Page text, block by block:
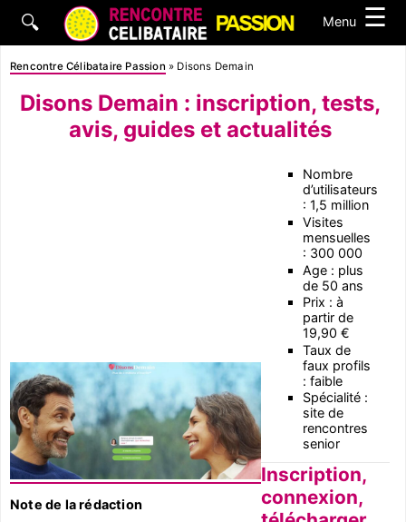
🔍 Menu ☰
Rencontre Célibataire Passion » Disons Demain
Disons Demain : inscription, tests,
avis, guides et actualités
Note de la rédaction
Nombre
d’utilisateurs
: 1,5 million
Visites
mensuelles
: 300 000
Age : plus
de 50 ans
Prix : à
partir de
19,90 €
Taux de
faux profils
: faible
Spécialité :
site de
rencontres
senior
Inscription,
connexion,